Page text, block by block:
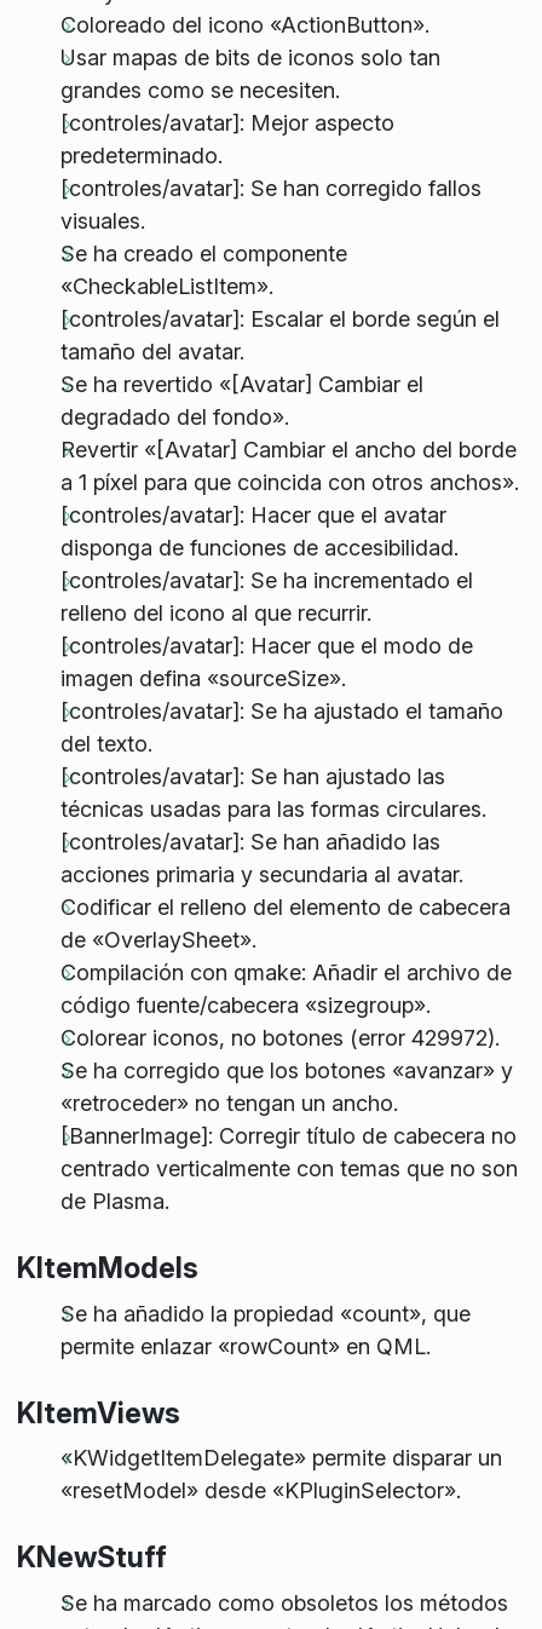
Coloreado del icono «ActionButton».
Usar mapas de bits de iconos solo tan
grandes como se necesiten.
[controles/avatar]: Mejor aspecto
predeterminado.
[controles/avatar]: Se han corregido fallos
visuales.
Se ha creado el componente
«CheckableListItem».
[controles/avatar]: Escalar el borde según el
tamaño del avatar.
Se ha revertido «[Avatar] Cambiar el
degradado del fondo».
Revertir «[Avatar] Cambiar el ancho del borde
a 1 píxel para que coincida con otros anchos».
[controles/avatar]: Hacer que el avatar
disponga de funciones de accesibilidad.
[controles/avatar]: Se ha incrementado el
relleno del icono al que recurrir.
[controles/avatar]: Hacer que el modo de
imagen defina «sourceSize».
[controles/avatar]: Se ha ajustado el tamaño
del texto.
[controles/avatar]: Se han ajustado las
técnicas usadas para las formas circulares.
[controles/avatar]: Se han añadido las
acciones primaria y secundaria al avatar.
Codificar el relleno del elemento de cabecera
de «OverlaySheet».
Compilación con qmake: Añadir el archivo de
código fuente/cabecera «sizegroup».
Colorear iconos, no botones (error 429972).
Se ha corregido que los botones «avanzar» y
«retroceder» no tengan un ancho.
[BannerImage]: Corregir título de cabecera no
centrado verticalmente con temas que no son
de Plasma.
KItemModels
Se ha añadido la propiedad «count», que
permite enlazar «rowCount» en QML.
KItemViews
«KWidgetItemDelegate» permite disparar un
«resetModel» desde «KPluginSelector».
KNewStuff
Se ha marcado como obsoletos los métodos